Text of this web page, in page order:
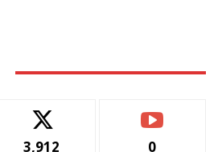
3,912 0